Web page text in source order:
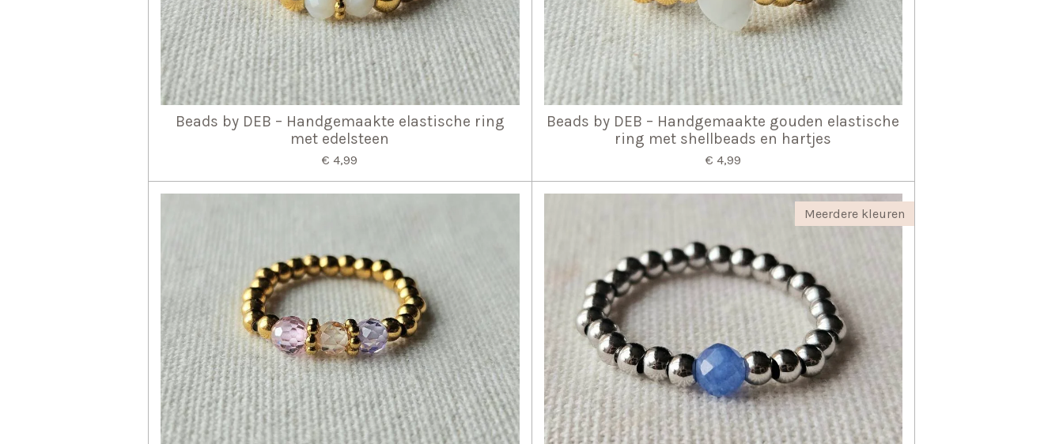
Beads by DEB – Handgemaakte elastische ring
met edelsteen
€ 4,99
Beads by DEB – Handgemaakte gouden elastische
ring met shellbeads en hartjes
€ 4,99
Meerdere kleuren